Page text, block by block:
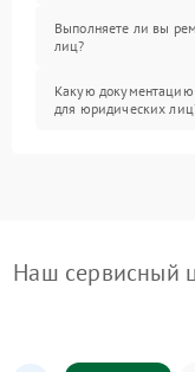
Выполняете ли вы
лиц?
Какую документацию
для юридических
Наш сервисный